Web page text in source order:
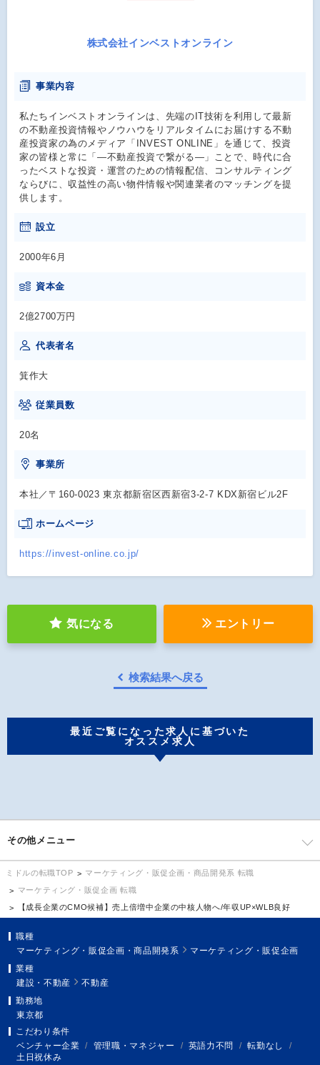
株式会社インベストオンライン
事業内容
私たちインベストオンラインは、先端のIT技術を利用して最新
の不動産投資情報やノウハウをリアルタイムにお届けする不動
産投資家の為のメディア「INVEST ONLINE」を通じて、投資
家の皆様と常に「―不動産投資で繋がる―」ことで、時代に合
ったベストな投資・運営のための情報配信、コンサルティング
ならびに、収益性の高い物件情報や関連業者のマッチングを提
供します。
設立
2000年6月
資本金
2億2700万円
代表者名
箕作大
従業員数
20名
事業所
本社／〒160-0023 東京都新宿区西新宿3-2-7 KDX新宿ビル2F
ホームページ
https://invest-online.co.jp/
気になる エントリー
検索結果へ戻る
最近ご覧になった求人に基づいた
オススメ求人
その他メニュー
ミドルの転職TOP
マーケティング・販促企画・商品開発系 転職
マーケティング・販促企画 転職
【成長企業のCMO候補】売上倍増中企業の中核人物へ/年収UP×WLB良好
職種
マーケティング・販促企画・商品開発系
マーケティング・販促企画
業種
建設・不動産
不動産
勤務地
東京都
こだわり条件
ベンチャー企業
/ 管理職・マネジャー / 英語力不問 / 転勤なし
/
土日祝休み